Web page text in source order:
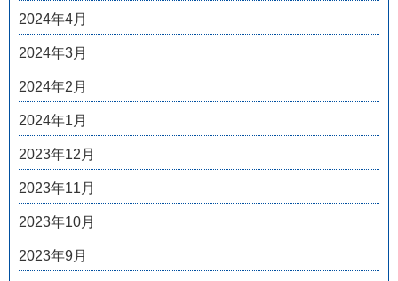
2024年4月
2024年3月
2024年2月
2024年1月
2023年12月
2023年11月
2023年10月
2023年9月